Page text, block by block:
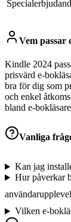
Vem passar
Kindle 2024
prisvärd e-
bra för dig som
och enkel
bland e-
Vanliga
Kan jag
Hur påverkar
Vilken e-